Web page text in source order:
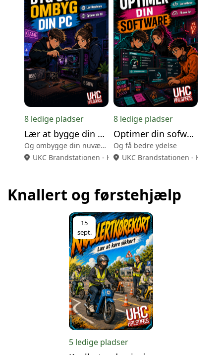
8 ledige pladser
Lær at bygge din egen PC
Og ombygge din nuværende PC
location_on UKC Brandstationen - Klub Frederiksværk
8 ledige pladser
Optimer din sofware på din PC
Og få bedre ydelse
location_on UKC Brandstationen - Klub
Knallert og førstehjælp
15
sept.
5 ledige pladser